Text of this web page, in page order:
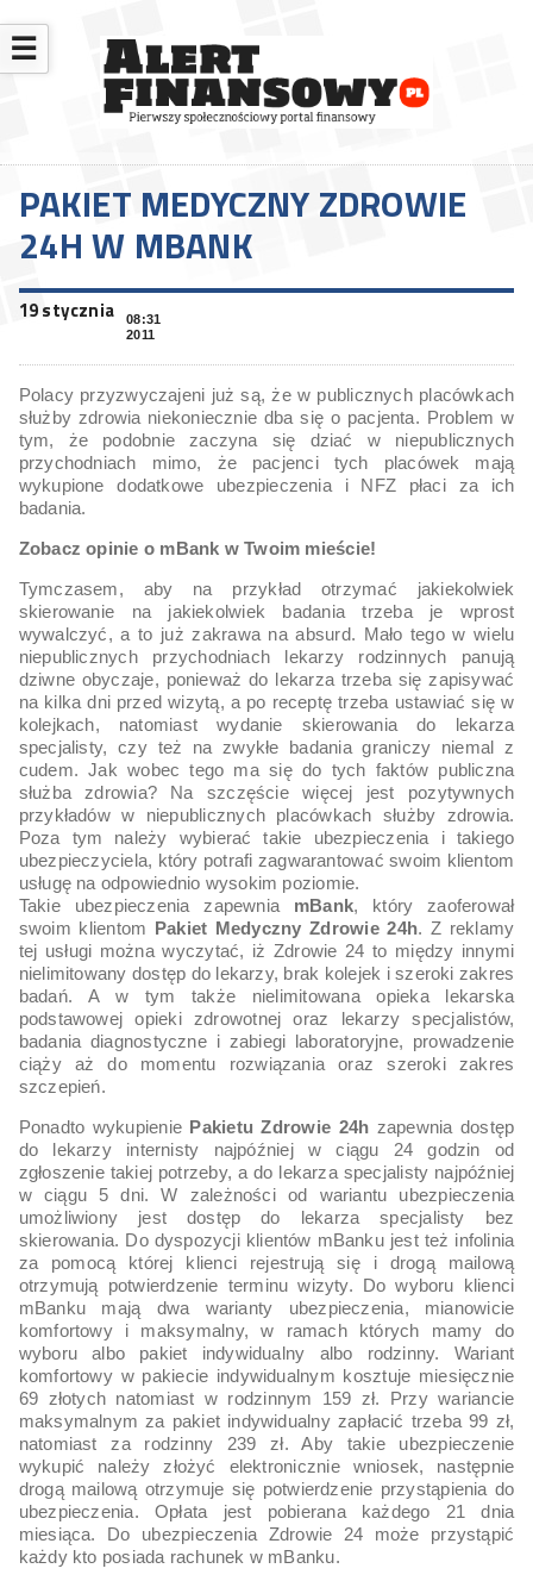
☰
PAKIET MEDYCZNY ZDROWIE
24H W MBANK
19 stycznia
08:31
2011
Polacy przyzwyczajeni już są, że w publicznych placówkach
służby zdrowia niekoniecznie dba się o pacjenta. Problem w
tym, że podobnie zaczyna się dziać w niepublicznych
przychodniach mimo, że pacjenci tych placówek mają
wykupione dodatkowe ubezpieczenia i NFZ płaci za ich
badania.
Zobacz opinie o mBank w Twoim mieście!
Tymczasem, aby na przykład otrzymać jakiekolwiek
skierowanie na jakiekolwiek badania trzeba je wprost
wywalczyć, a to już zakrawa na absurd. Mało tego w wielu
niepublicznych przychodniach lekarzy rodzinnych panują
dziwne obyczaje, ponieważ do lekarza trzeba się zapisywać
na kilka dni przed wizytą, a po receptę trzeba ustawiać się w
kolejkach, natomiast wydanie skierowania do lekarza
specjalisty, czy też na zwykłe badania graniczy niemal z
cudem. Jak wobec tego ma się do tych faktów publiczna
służba zdrowia? Na szczęście więcej jest pozytywnych
przykładów w niepublicznych placówkach służby zdrowia.
Poza tym należy wybierać takie ubezpieczenia i takiego
ubezpieczyciela, który potrafi zagwarantować swoim klientom
usługę na odpowiednio wysokim poziomie.
Takie ubezpieczenia zapewnia mBank, który zaoferował
swoim klientom Pakiet Medyczny Zdrowie 24h. Z reklamy
tej usługi można wyczytać, iż Zdrowie 24 to między innymi
nielimitowany dostęp do lekarzy, brak kolejek i szeroki zakres
badań. A w tym także nielimitowana opieka lekarska
podstawowej opieki zdrowotnej oraz lekarzy specjalistów,
badania diagnostyczne i zabiegi laboratoryjne, prowadzenie
ciąży aż do momentu rozwiązania oraz szeroki zakres
szczepień.
Ponadto wykupieniePakietu Zdrowie 24h zapewnia dostęp
do lekarzy internisty najpóźniej w ciągu 24 godzin od
zgłoszenie takiej potrzeby, a do lekarza specjalisty najpóźniej
w ciągu 5 dni. W zależności od wariantu ubezpieczenia
umożliwiony jest dostęp do lekarza specjalisty bez
skierowania. Do dyspozycji klientów mBanku jest też infolinia
za pomocą której klienci rejestrują się i drogą mailową
otrzymują potwierdzenie terminu wizyty. Do wyboru klienci
mBanku mają dwa warianty ubezpieczenia, mianowicie
komfortowy i maksymalny, w ramach których mamy do
wyboru albo pakiet indywidualny albo rodzinny. Wariant
komfortowy w pakiecie indywidualnym kosztuje miesięcznie
69 złotych natomiast w rodzinnym 159 zł. Przy wariancie
maksymalnym za pakiet indywidualny zapłacić trzeba 99 zł,
natomiast za rodzinny 239 zł. Aby takie ubezpieczenie
wykupić należy złożyć elektronicznie wniosek, następnie
drogą mailową otrzymuje się potwierdzenie przystąpienia do
ubezpieczenia. Opłata jest pobierana każdego 21 dnia
miesiąca. Do ubezpieczenia Zdrowie 24 może przystąpić
każdy kto posiada rachunek w mBanku.